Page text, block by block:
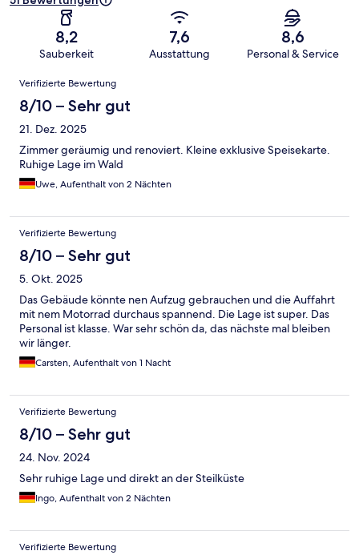
8,2
Sauberkeit
7,6
Ausstattung
8,6
Personal & Service
Bewertungen
Verifizierte Bewertung
8/10 – Sehr gut
21. Dez. 2025
Zimmer geräumig und renoviert. Kleine exklusive Speisekarte.
Ruhige Lage im Wald
Uwe, Aufenthalt von 2 Nächten
Verifizierte Bewertung
8/10 – Sehr gut
5. Okt. 2025
Das Gebäude könnte nen Aufzug gebrauchen und die Auffahrt
mit nem Motorrad durchaus spannend. Die Lage ist super. Das
Personal ist klasse. War sehr schön da, das nächste mal bleiben
wir länger.
Carsten, Aufenthalt von 1 Nacht
Verifizierte Bewertung
8/10 – Sehr gut
24. Nov. 2024
Sehr ruhige Lage und direkt an der Steilküste
Ingo, Aufenthalt von 2 Nächten
Verifizierte Bewertung